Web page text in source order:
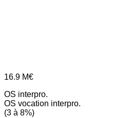
16.9 M€
OS interpro.
OS vocation interpro.
(3 à 8%)